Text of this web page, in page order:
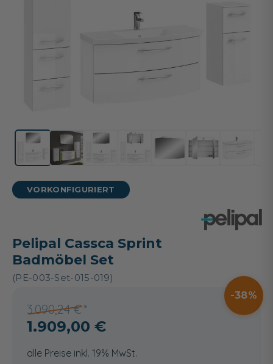
VORKONFIGURIERT
Pelipal Cassca Sprint
Badmöbel Set
(PE-003-Set-015-019)
3.090,24 €
38
1.909,00 €
alle Preise inkl. 19% MwSt.